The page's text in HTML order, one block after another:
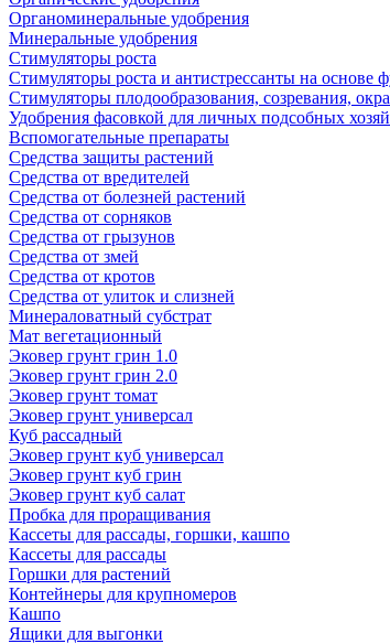
Органоминеральные удобрения
Минеральные удобрения
Стимуляторы роста
Стимуляторы роста и антистрессанты на основе
Стимуляторы плодообразования, созревания,
Удобрения фасовкой для личных подсобных
Вспомогательные препараты
Средства защиты растений
Средства от вредителей
Средства от болезней растений
Средства от сорняков
Средства от грызунов
Средства от змей
Средства от кротов
Средства от улиток и слизней
Минераловатный субстрат
Мат вегетационный
Эковер грунт грин 1.0
Эковер грунт грин 2.0
Эковер грунт томат
Эковер грунт универсал
Куб рассадный
Эковер грунт куб универсал
Эковер грунт куб грин
Эковер грунт куб салат
Пробка для проращивания
Кассеты для рассады, горшки, кашпо
Кассеты для рассады
Горшки для растений
Контейнеры для крупномеров
Кашпо
Ящики для выгонки